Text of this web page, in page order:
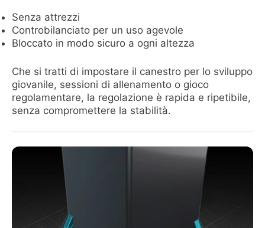
Senza attrezzi
Controbilanciato per un uso agevole
Bloccato in modo sicuro a ogni altezza
Che si tratti di impostare il canestro per lo sviluppo
giovanile, sessioni di allenamento o gioco
regolamentare, la regolazione è rapida e ripetibile,
senza compromettere la stabilità.